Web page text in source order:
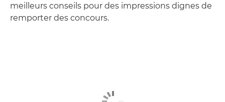
meilleurs conseils pour des impressions dignes de
remporter des concours.